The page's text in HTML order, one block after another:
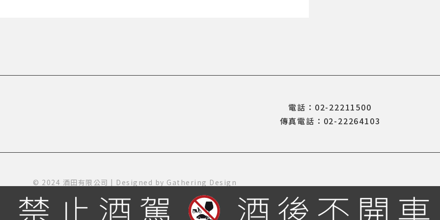
電話：02-22211500
傳真電話：02-22264103
© 2024 酒田有限公司 | Designed by Gathering Design